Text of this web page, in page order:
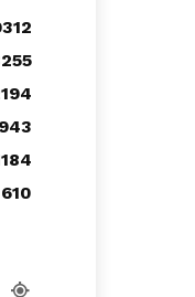
610